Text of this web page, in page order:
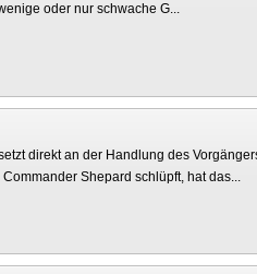
oder nur schwache G...
direkt an der Handlung des
Shepard schlüpft, hat das...